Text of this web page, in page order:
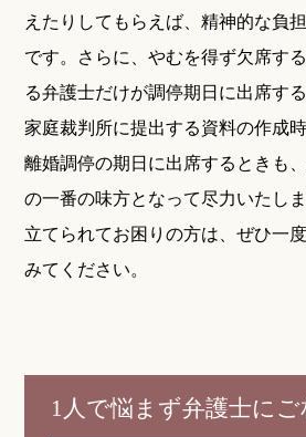
えたりしてもらえば、精神的な負
です。さらに、やむを得ず欠席す
る弁護士だけが調停期日に出席す
家庭裁判所に提出する資料の作成
離婚調停の期日に出席するときも
の一番の味方となって尽力いたし
立てられてお困りの方は、ぜひ一
みてください。
1人で悩まず弁護士に